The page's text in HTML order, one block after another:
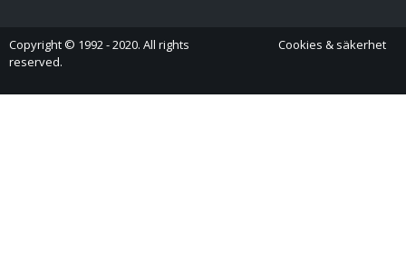
Copyright © 1992 - 2020. All rights
reserved.
Cookies & säkerhet